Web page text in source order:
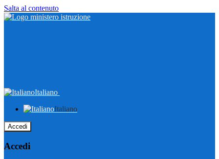
Salta al contenuto
Italiano
Italiano
Accedi
Accedi